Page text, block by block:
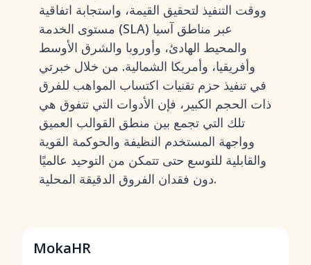
ووقت التنفيذ لتحقيق القيمة، واستجابة اتفاقية
مستوى الخدمة (SLA) عبر مناطق آسيا
والمحيط الهادئ، وأوروبا والشرق الأوسط
وأفريقيا، وأمريكا الشمالية. من خلال خبرتي
في تنفيذ حزم تقنيات اكتساب المواهب للفرق
ذات الحجم الكبير، فإن الأدوات التي تتفوق هي
تلك التي تجمع بين منطق القوالب العميق
وواجهة المستخدم النظيفة والحوكمة القوية
والقابلية للتوسع حتى تتمكن من التوحيد عالميًا
دون فقدان الفروق الدقيقة المحلية.
MokaHR